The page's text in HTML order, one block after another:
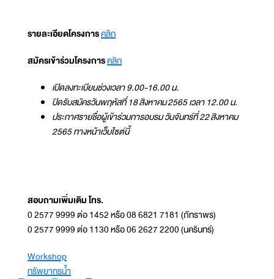
รายละเอียดโครงการคลิก
สมัครเข้าร่วมโครงการคลิก
เปิดลงทะเบียนช่วงเวลา 9.00-16.00 น.
ปิดรับสมัครวันพฤหัสที่ 18 สิงหาคม 2565 เวลา 12.00 น.
ประกาศรายชื่อผู้เข้าร่วมการอบรม วันจันทร์ที่ 22 สิงหาคม
2565 ทางหน้าเว็บไซต์นี้
สอบถามเพิ่มเติม โทร.
0 2577 9999 ต่อ 1452 หรือ 08 6821 7181 (ภัทราพร)
0 2577 9999 ต่อ 1130 หรือ 06 2627 2200 (นครินทร์)
Workshop
ทรัพยากรน้ำ